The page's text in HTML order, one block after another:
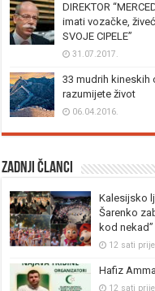
DIREKTOR
imati vozačke,
SVOJE CIPELE”
31.07.2017.
33 mudrih
razumijete život
06.04.2016.
Zadnji članci
Kalesijsko
Šarenko
kod
12 sati prije
Hafiz
12 sati prije